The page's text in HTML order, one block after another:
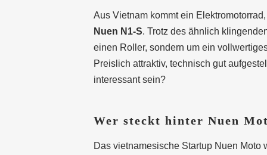
Aus Vietnam kommt ein
Nuen N1-S. Trotz des ähnlich
einen Roller, sondern um ein
Preislich attraktiv, technisch gut
interessant sein?
Wer steckt hinter Nuen
Das vietnamesische Startup Nuen